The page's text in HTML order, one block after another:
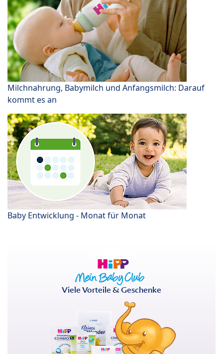
Milchnahrung, Babymilch und Anfangsmilch: Darauf
kommt es an
Baby Entwicklung - Monat für Monat
Viele Vorteile & Geschenke